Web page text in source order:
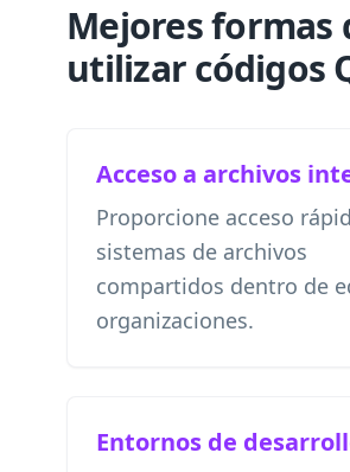
Mejores formas
utilizar códigos
Acceso a archivos
Proporcione acceso
sistemas de archivos
compartidos dentro de
organizaciones.
Entornos de